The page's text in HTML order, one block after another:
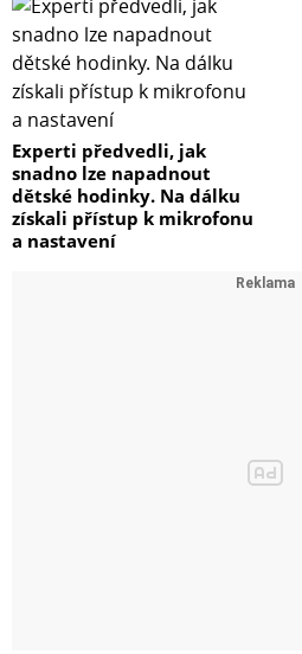
Experti předvedli, jak
snadno lze napadnout
dětské hodinky. Na dálku
získali přístup k mikrofonu
a nastavení